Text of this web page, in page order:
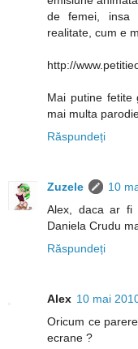
de femei, insa
realitate, cum e
http://
Mai putine fetite
mai multa
Răspundeți
Zuzele
10
Alex, daca ar fi
Daniela Crudu
Răspundeți
Alex 10 mai
Oricum ce
ecrane ?